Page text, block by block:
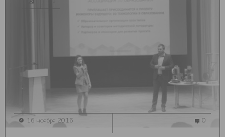
16 ноября 2016 0